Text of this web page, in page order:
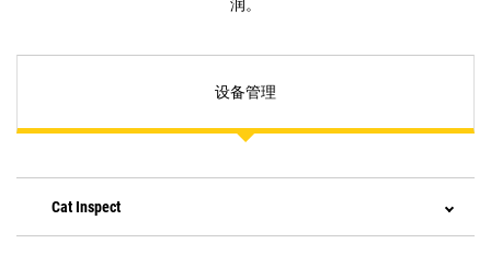
设备管理
Cat Inspect